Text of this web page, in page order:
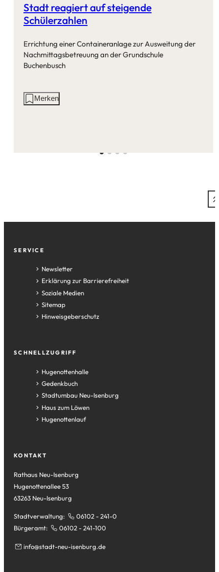
Stadt reagiert auf steigende
Schülerzahlen
Errichtung einer Containeranlage zur Ausweitung der
Nachmittagsbetreuung an der Grundschule
Buchenbusch
AktionenMerken
Fußzeile
SERVICE
Newsletter
Erklärung zur Barrierefreiheit
Soziale Medien
Sitemap
Hinweisgeberschutz
SCHNELLZUGRIFF
Hugenottenhalle
(Öffnet
in
einem
neuen
Tab)
Gedenkbuch
(Öffnet
in
einem
neuen
Stadtumbau Neu-Isenburg
(Öffnet
in
einem
Haus zum Löwen
(Öffnet
in
Tab)
Hugenottenlauf
(Öffnet
neuen
KONTAKT
Rathaus Neu-Isenburg
Hugenottenallee 53
63263 Neu-Isenburg
Stadtverwaltung:
06102 - 241-0
Bürgeramt:
06102 - 241-100
info stadt-neu-isenburg de